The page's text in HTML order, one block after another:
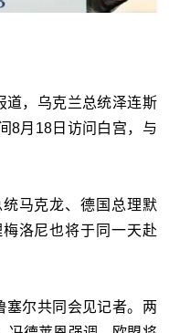
道，乌克兰总统泽连斯
8月18日访问白宫，与
马克龙、德国总理默
洛尼也将于同一天赴
塞尔共同会见记者。两